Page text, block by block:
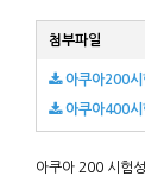
첨부파일
아쿠아200
아쿠아400
아쿠아 200 시험